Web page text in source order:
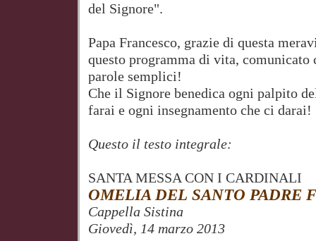
del Signore".
Papa Francesco, grazie di questa
questo programma di vita, comunicato
parole semplici!
Che il Signore benedica ogni palpito
farai e ogni insegnamento che ci darai!
Questo il testo integrale:
SANTA MESSA CON I CARDINALI
OMELIA DEL SANTO PADRE
Cappella Sistina
Giovedì, 14 marzo 2013